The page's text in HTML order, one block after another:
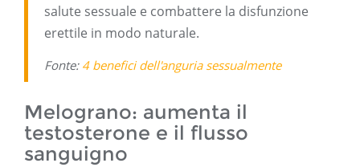
salute sessuale e combattere la disfunzione
erettile in modo naturale.
Fonte: 4 benefici dell'anguria sessualmente
Melograno: aumenta il
testosterone e il flusso
sanguigno